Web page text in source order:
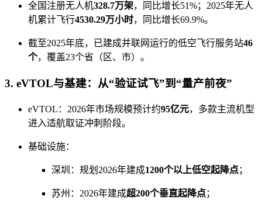
全国注册无人机328.7万架，同比增长51%；2025年无人
机累计飞行4530.29万小时，同比增长69.9%。
截至2025年底，已建成并联网运行的低空飞行服务站46
个，覆盖23个省（区、市）。
3. eVTOL与基建：从“验证试飞”到“量产前夜”
eVTOL：2026年市场规模预计约95亿元，多款主流机型
进入适航取证冲刺阶段。
基础设施：
深圳：规划2026年建成1200个以上低空起降点；
苏州：2026年建成超200个垂直起降点；